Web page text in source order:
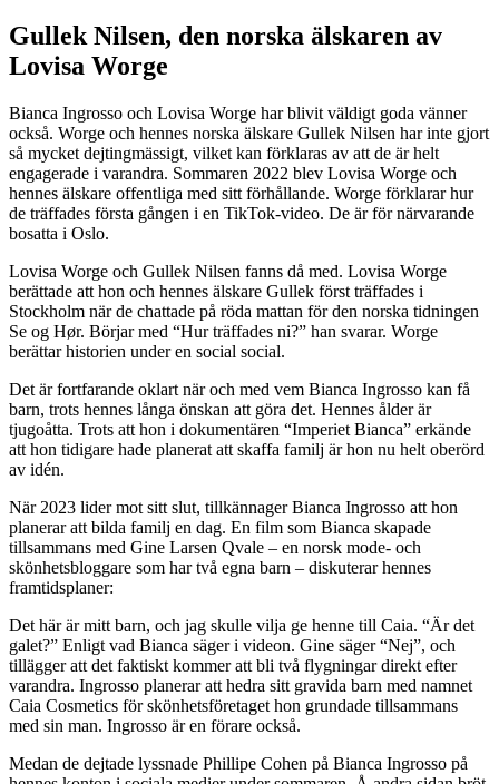
Gullek Nilsen, den norska älskaren av
Lovisa Worge
Bianca Ingrosso och Lovisa Worge har blivit väldigt goda vänner
också. Worge och hennes norska älskare Gullek Nilsen har inte gjort
så mycket dejtingmässigt, vilket kan förklaras av att de är helt
engagerade i varandra. Sommaren 2022 blev Lovisa Worge och
hennes älskare offentliga med sitt förhållande. Worge förklarar hur
de träffades första gången i en TikTok-video. De är för närvarande
bosatta i Oslo.
Lovisa Worge och Gullek Nilsen fanns då med. Lovisa Worge
berättade att hon och hennes älskare Gullek först träffades i
Stockholm när de chattade på röda mattan för den norska tidningen
Se og Hør. Börjar med “Hur träffades ni?” han svarar. Worge
berättar historien under en social social.
Det är fortfarande oklart när och med vem Bianca Ingrosso kan få
barn, trots hennes långa önskan att göra det. Hennes ålder är
tjugoåtta. Trots att hon i dokumentären “Imperiet Bianca” erkände
att hon tidigare hade planerat att skaffa familj är hon nu helt oberörd
av idén.
När 2023 lider mot sitt slut, tillkännager Bianca Ingrosso att hon
planerar att bilda familj en dag. En film som Bianca skapade
tillsammans med Gine Larsen Qvale – en norsk mode- och
skönhetsbloggare som har två egna barn – diskuterar hennes
framtidsplaner:
Det här är mitt barn, och jag skulle vilja ge henne till Caia. “Är det
galet?” Enligt vad Bianca säger i videon. Gine säger “Nej”, och
tillägger att det faktiskt kommer att bli två flygningar direkt efter
varandra. Ingrosso planerar att hedra sitt gravida barn med namnet
Caia Cosmetics för skönhetsföretaget hon grundade tillsammans
med sin man. Ingrosso är en förare också.
Medan de dejtade lyssnade Phillipe Cohen på Bianca Ingrosso på